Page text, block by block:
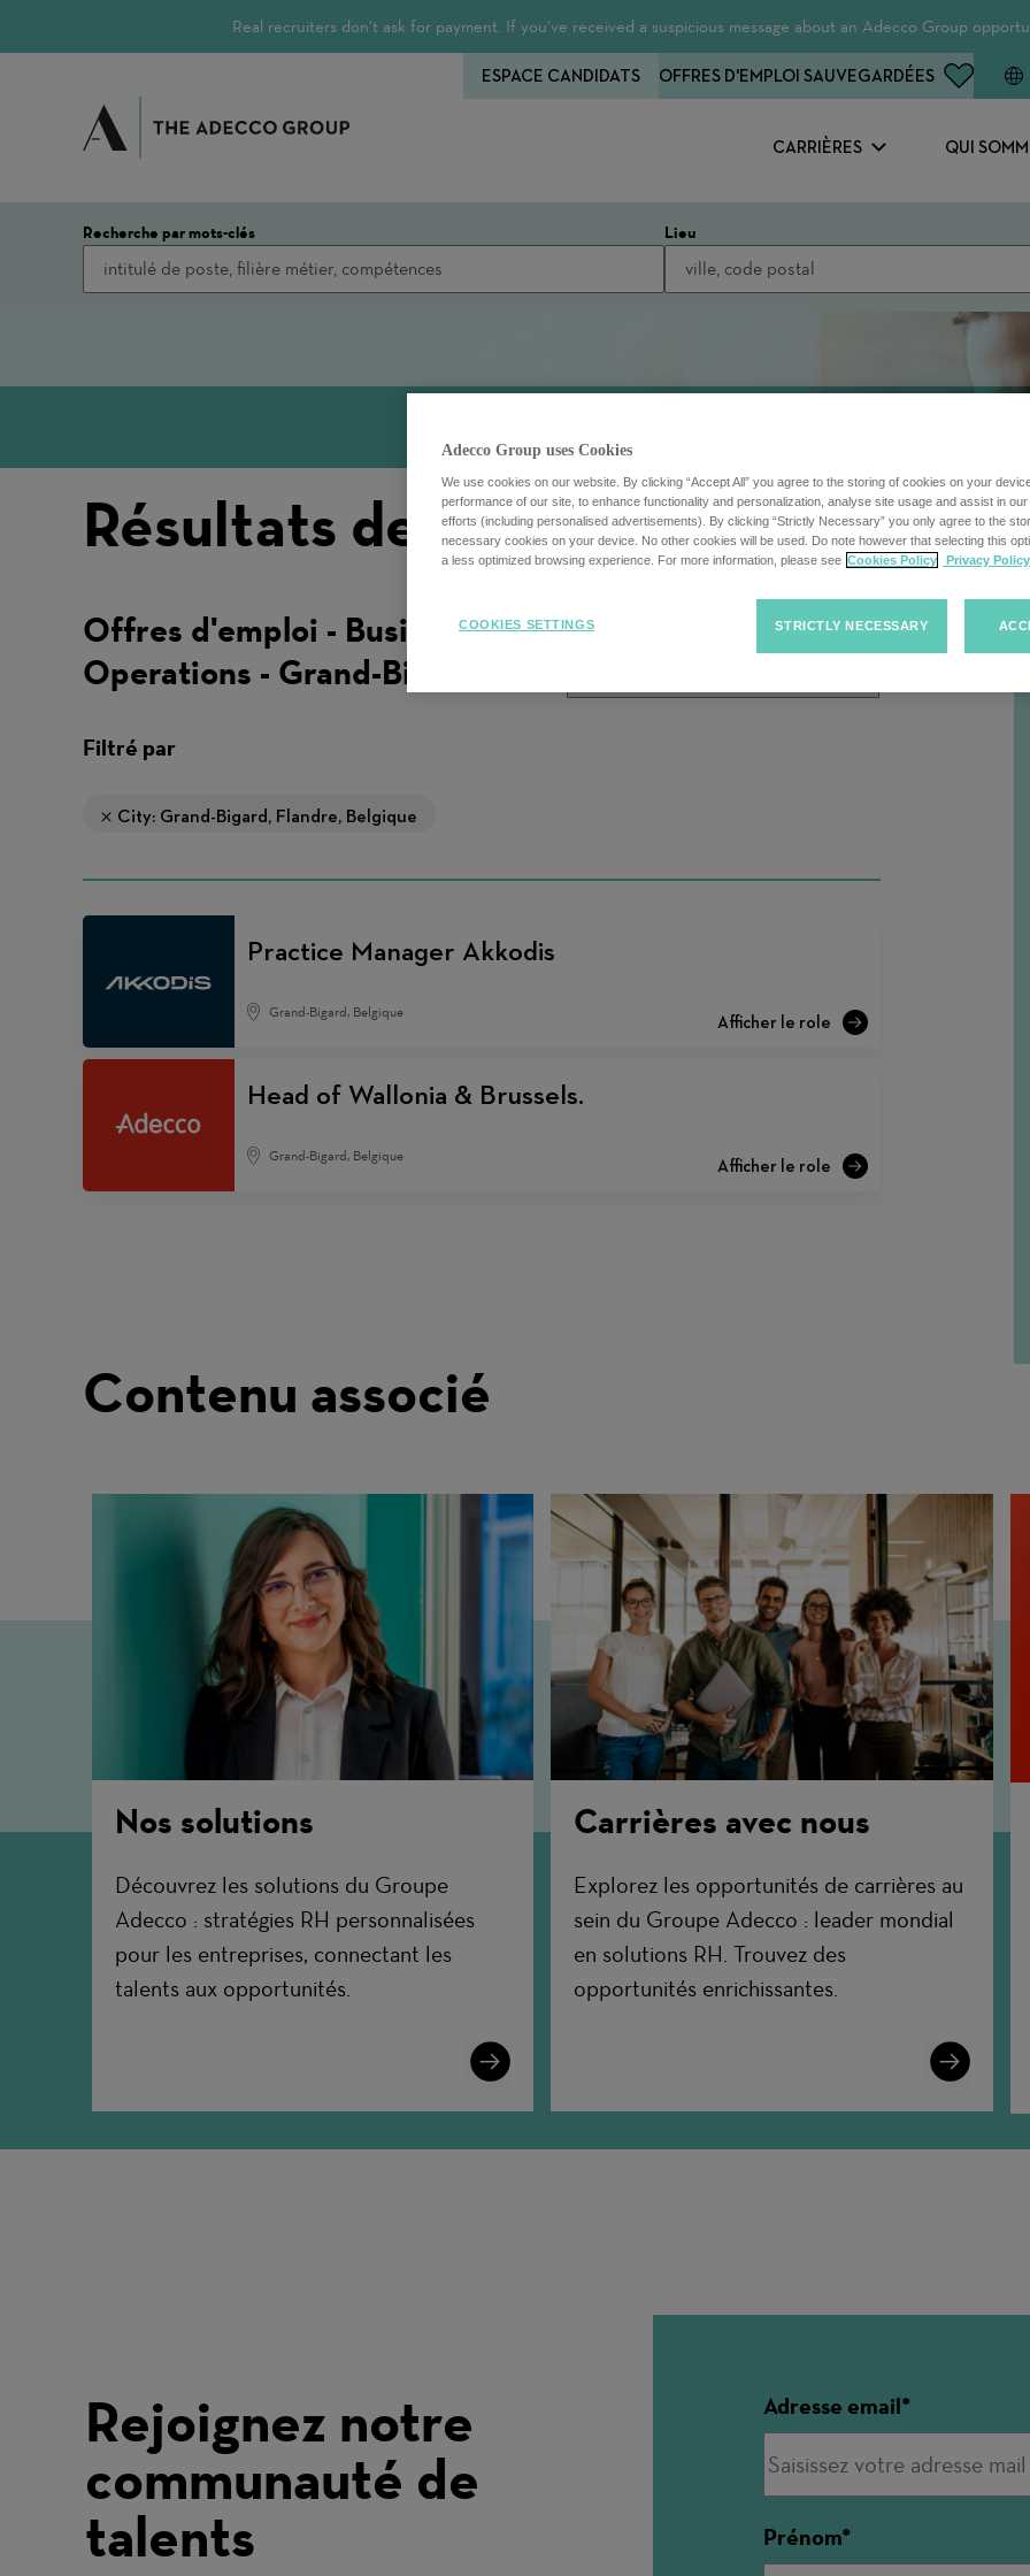
Real recruiters don’t ask for payment. If you’ve received a suspicious message about an Adecco Group
CARRIÈRES QUI
ESPACE CANDIDATS OFFRES D'EMPLOI SAUVEGARDÉES
Recherche par mots-clés Lieu
Résultats de recherche
Trier
Trier les offres d'emploi
Offres d'emploi - Business
Operations - Grand-Bigard
Filtré par
City: Grand-Bigard, Flandre, Belgique
Practice Manager Akkodis
Grand-Bigard, Belgique
Head of Wallonia & Brussels.
Grand-Bigard, Belgique
Contenu associé
Nos solutions
Découvrez les solutions du Groupe
Adecco : stratégies RH personnalisées
pour les entreprises, connectant les
talents aux opportunités.
Learn
More
Carrières avec nous
Explorez les opportunités de carrières au
sein du Groupe Adecco : leader mondial
en solutions RH. Trouvez des
opportunités enrichissantes.
Learn
More
Rejoignez notre
communauté de
talents
Adresse email
Prénom
Adecco Group uses Cookies
We use cookies on our website. By clicking “Accept All” you agree to the storing of cookies on your
performance of our site, to enhance functionality and personalization, analyse site usage and assist in
efforts (including personalised advertisements). By clicking “Strictly Necessary” you only agree to the
necessary cookies on your device. No other cookies will be used. Do note however that selecting this
a less optimized browsing experience. For more information, please see Cookies Policy Privacy Policy
STRICTLY NECESSARY
COOKIES SETTINGS